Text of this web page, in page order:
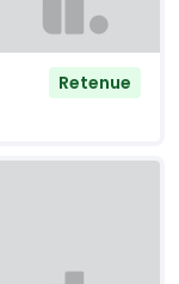
Retenue